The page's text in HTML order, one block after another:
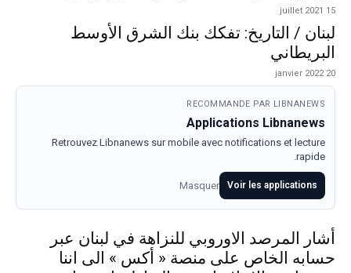
15 juillet 2021
لبنان / التاريخ: تفكك بنك الشرق الأوسط
البريطاني
20 janvier 2022
RECOMMANDE PAR LIBNANEWS
Applications Libnanews
Retrouvez Libnanews sur mobile avec notifications et lecture
rapide.
Voir les applications
Masquer
أشار المرصد الاوروبي للنزاهة في لبنان عبر
حسابه الخاص على منصة « أكس » الى اننا